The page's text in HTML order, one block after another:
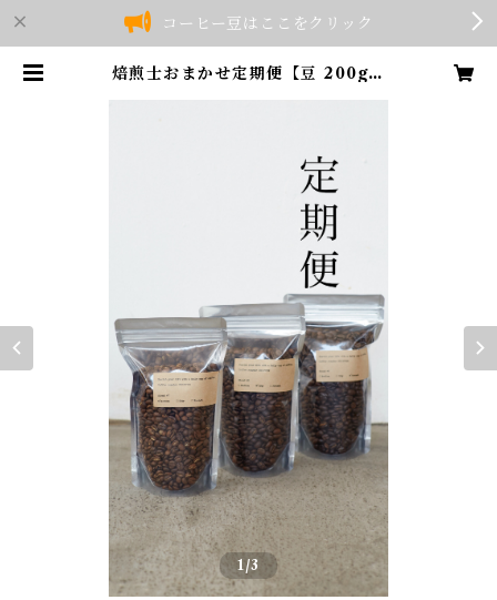
コーヒー豆はここをクリック
焙煎士おまかせ定期便【豆 200g】
1/3